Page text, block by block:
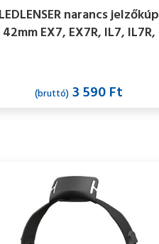
LEDLENSER narancs jelzőkúp
42mm EX7, EX7R, IL7, IL7R,
(bruttó) 3 590 Ft